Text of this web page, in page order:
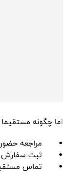
اما چگونه مستقیما
مراجعه
ثبت سفارش
تماس